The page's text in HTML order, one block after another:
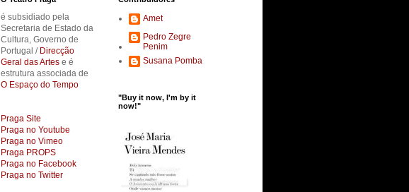
é subsidiado pela
Secretaria de Estado da
Cultura, Governo de
Portugal / Direcção
Geral das Artes e é
estrutura associada de
O Espaço do Tempo
Praga Site
Praga no Youtube
Praga no Vimeo
Praga PROPS
Praga no Facebook
Praga no Twitter
Amet
Pedro Zegre
Penim
Susana Pomba
"Buy it now, I'm by it
now!"